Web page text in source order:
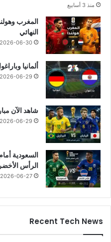
منذ 3 أسابيع
المغرب
النهائي
2026-06-30
ألمانيا
2026-06-29
شاهد الآن
2026-06-29
السعودية
الرأس الأخضر
2026-06-27
Recent Tech News